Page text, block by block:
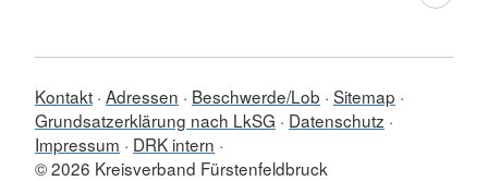
Kontakt Adressen Beschwerde/Lob Sitemap
Grundsatzerklärung nach LkSG
Datenschutz
Impressum
DRK intern
© 2026 Kreisverband Fürstenfeldbruck